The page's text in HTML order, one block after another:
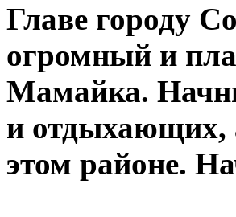
Главе городу
огромный и
Мамайка.
и отдыхающих,
этом районе.